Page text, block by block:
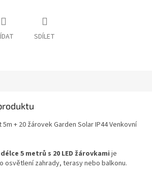
SDÍLET
+ 20 žárovek Garden Solar IP44 Venkovní
5 metrů s 20 LED žárovkami je
osvětlení zahrady, terasy nebo balkonu.